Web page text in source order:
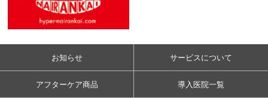
お知らせ サービスについて
アフターケア商品 導入医院一覧